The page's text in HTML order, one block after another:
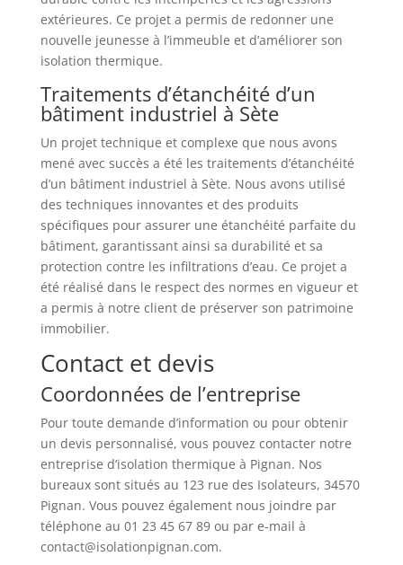
extérieures. Ce projet a permis de redonner une
nouvelle jeunesse à l’immeuble et d’améliorer son
isolation thermique.
Traitements d’étanchéité d’un
bâtiment industriel à Sète
Un projet technique et complexe que nous avons
mené avec succès a été les traitements d’étanchéité
d’un bâtiment industriel à Sète. Nous avons utilisé
des techniques innovantes et des produits
spécifiques pour assurer une étanchéité parfaite du
bâtiment, garantissant ainsi sa durabilité et sa
protection contre les infiltrations d’eau. Ce projet a
été réalisé dans le respect des normes en vigueur et
a permis à notre client de préserver son patrimoine
immobilier.
Contact et devis
Coordonnées de l’entreprise
Pour toute demande d’information ou pour obtenir
un devis personnalisé, vous pouvez contacter notre
entreprise d’isolation thermique à Pignan. Nos
bureaux sont situés au 123 rue des Isolateurs, 34570
Pignan. Vous pouvez également nous joindre par
téléphone au 01 23 45 67 89 ou par e-mail à
contact@isolationpignan.com.